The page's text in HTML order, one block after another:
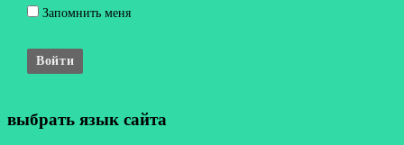
Запомнить меня
Войти
выбрать язык сайта